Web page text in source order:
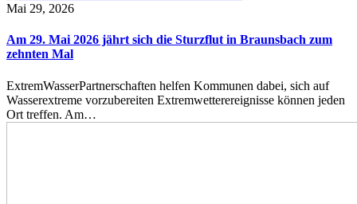
Mai 29, 2026
Am 29. Mai 2026 jährt sich die Sturzflut in Braunsbach zum
zehnten Mal
ExtremWasserPartnerschaften helfen Kommunen dabei, sich auf
Wasserextreme vorzubereiten Extremwetterereignisse können jeden
Ort treffen. Am…